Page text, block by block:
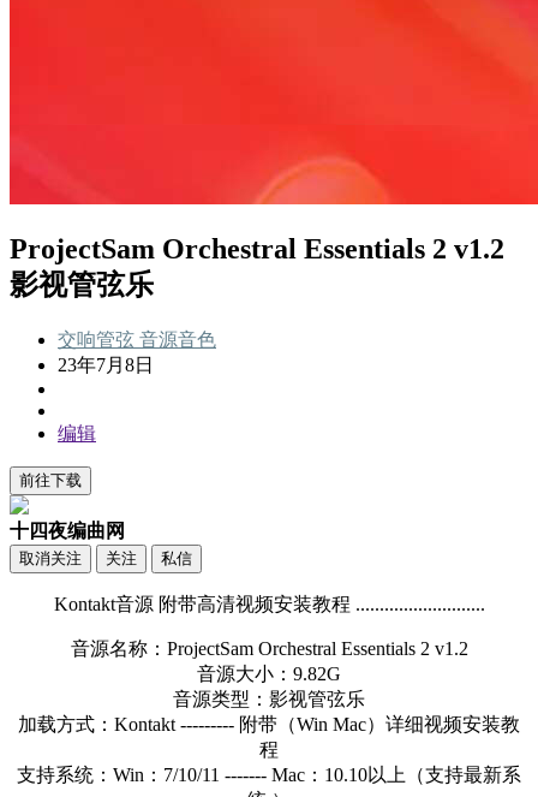
ProjectSam Orchestral Essentials 2 v1.2
影视管弦乐
交响管弦 音源音色
23年7月8日
编辑
前往下载
十四夜编曲网
取消关注 关注 私信
Kontakt音源 附带高清视频安装教程 ...........................
音源名称：ProjectSam Orchestral Essentials 2 v1.2
音源大小：9.82G
音源类型：影视管弦乐
加载方式：Kontakt --------- 附带（Win Mac）详细视频安装教
程
支持系统：Win：7/10/11 ------- Mac：10.10以上（支持最新系